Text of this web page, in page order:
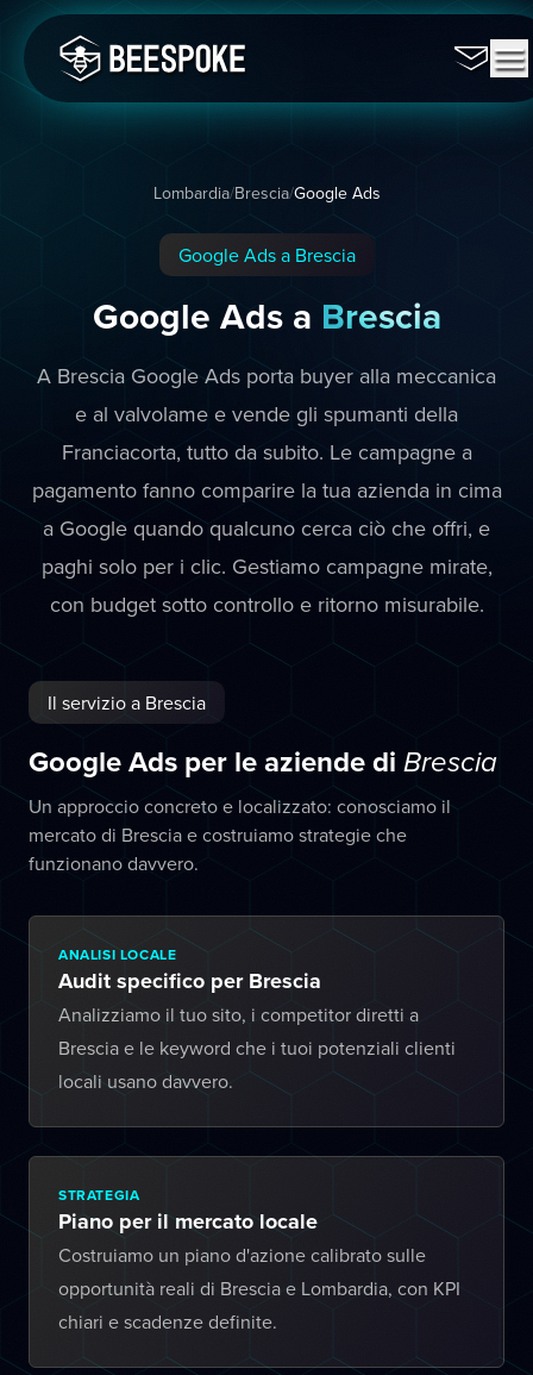
Lombardia/Brescia/Google Ads
Google Ads a Brescia
Google Ads a Brescia
A Brescia Google Ads porta buyer alla meccanica
e al valvolame e vende gli spumanti della
Franciacorta, tutto da subito. Le campagne a
pagamento fanno comparire la tua azienda in cima
a Google quando qualcuno cerca ciò che offri, e
paghi solo per i clic. Gestiamo campagne mirate,
con budget sotto controllo e ritorno misurabile.
Il servizio a Brescia
Google Ads per le aziende di Brescia
Un approccio concreto e localizzato: conosciamo il
mercato di Brescia e costruiamo strategie che
funzionano davvero.
ANALISI LOCALE
Audit specifico per Brescia
Analizziamo il tuo sito, i competitor diretti a
Brescia e le keyword che i tuoi potenziali clienti
locali usano davvero.
STRATEGIA
Piano per il mercato locale
Costruiamo un piano d'azione calibrato sulle
opportunità reali di Brescia e Lombardia, con KPI
chiari e scadenze definite.